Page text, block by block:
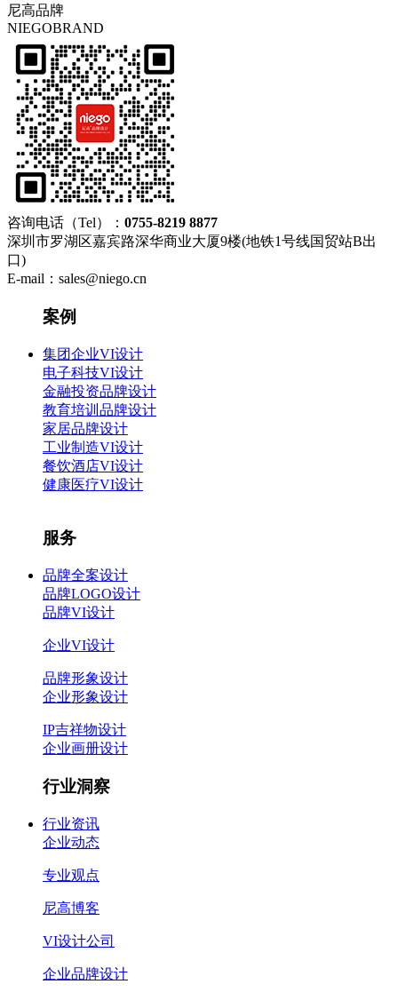
尼高品牌
NIEGOBRAND
咨询电话（Tel）： 0755-8219 8877
深圳市罗湖区嘉宾路深华商业大厦9楼(地铁1号线国贸站B出
口)
E-mail：sales@niego.cn
案例
集团企业VI设计
电子科技VI设计
金融投资品牌设计
教育培训品牌设计
家居品牌设计
工业制造VI设计
餐饮酒店VI设计
健康医疗VI设计
服务
品牌全案设计
品牌LOGO设计
品牌VI设计
企业VI设计
品牌形象设计
企业形象设计
IP吉祥物设计
企业画册设计
行业洞察
行业资讯
企业动态
专业观点
尼高博客
VI设计公司
企业品牌设计